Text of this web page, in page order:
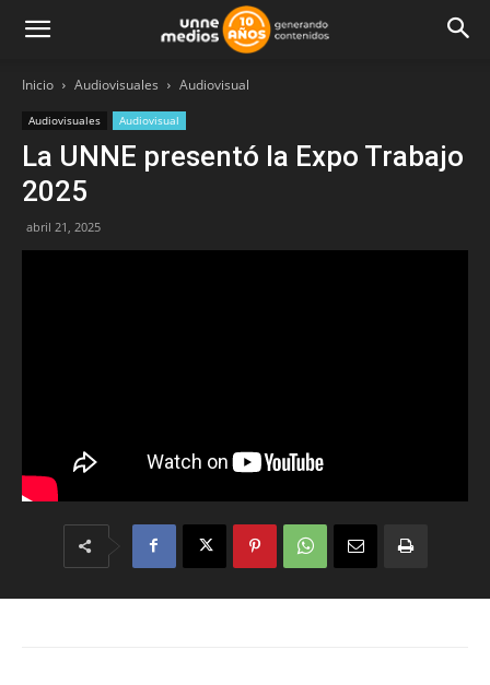
Inicio Audiovisuales Audiovisual
Audiovisuales Audiovisual
La UNNE presentó la Expo Trabajo
2025
abril 21, 2025